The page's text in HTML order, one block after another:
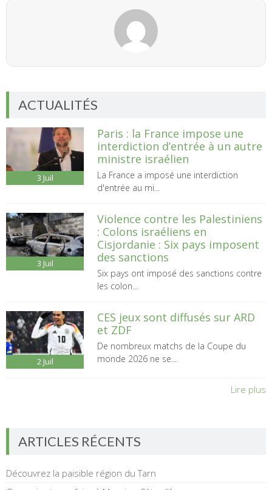
ACTUALITÉS
3 Juil
Paris : la France impose une
interdiction d’entrée à un autre
ministre israélien
La France a imposé une interdiction
d'entrée au mi...
3 Juil
Violence contre les Palestiniens
: Colons israéliens en
Cisjordanie : Six pays imposent
des sanctions
Six pays ont imposé des sanctions contre
les colon...
2 Juil
CES jeux sont diffusés sur ARD
et ZDF
De nombreux matchs de la Coupe du
monde 2026 ne se...
Lire plus
ARTICLES RÉCENTS
Découvrez la paisible région du Tarn